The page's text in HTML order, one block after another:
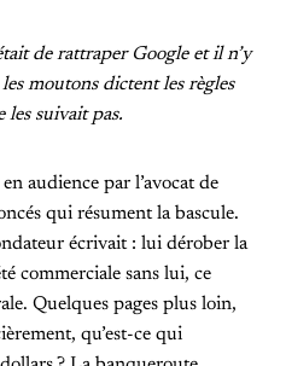
de rattraper Google et il n’y
moutons dictent les règles
les suivait pas.
audience par l’avocat de
qui résument la bascule.
écrivait : lui dérober la
commerciale sans lui, ce
Quelques pages plus loin,
qu’est-ce qui